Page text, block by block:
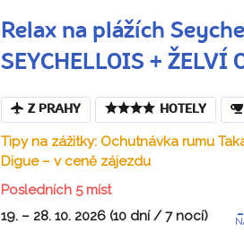
Relax na plážích
SEYCHELLOIS + ŽELVÍ
Z PRAHY HOTELY
Tipy na zážitky: Ochutnávka rumu
Digue – v ceně zájezdu
Posledních 5 míst
19. – 28. 10. 2026 (10 dní / 7 nocí)